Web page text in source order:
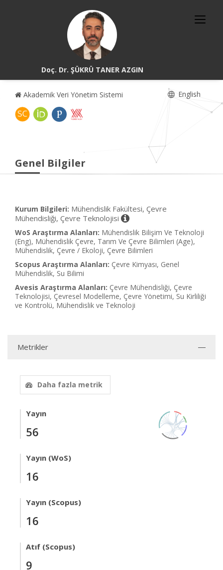
Doç. Dr. ŞÜKRÜ TANER AZGIN
Akademik Veri Yönetim Sistemi English
Genel Bilgiler
Kurum Bilgileri: Mühendislik Fakültesi, Çevre
Mühendisliği, Çevre Teknolojisi
WoS Araştırma Alanları: Mühendislik Bilişim Ve Teknoloji
(Eng), Mühendislik Çevre, Tarım Ve Çevre Bilimleri (Age),
Mühendislik, Çevre / Ekoloji, Çevre Bilimleri
Scopus Araştırma Alanları: Çevre Kimyası, Genel
Mühendislik, Su Bilimi
Avesis Araştırma Alanları: Çevre Mühendisliği, Çevre
Teknolojisi, Çevresel Modelleme, Çevre Yönetimi, Su Kirliliği
ve Kontrolü, Mühendislik ve Teknoloji
Metrikler
Daha fazla metrik
Yayın
56
Yayın (WoS)
16
Yayın (Scopus)
16
Atıf (Scopus)
9